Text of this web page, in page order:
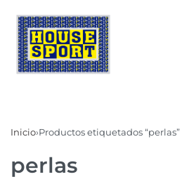
Inicio›Productos etiquetados “perlas”
perlas